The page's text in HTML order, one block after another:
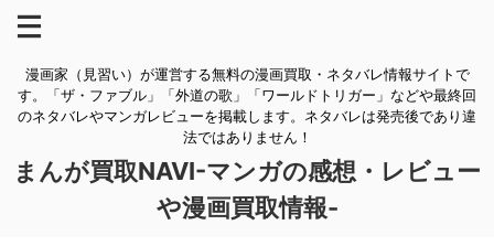
漫画家（見習い）が運営する無料の漫画買取・ネタバレ情報サイトで
す。「ザ・ファブル」「外道の歌」「ワールドトリガー」などや最終回
のネタバレやマンガレビューを掲載します。ネタバレは発売後であり違
法ではありません！
まんが買取NAVI-マンガの感想・レビュー
や漫画買取情報-